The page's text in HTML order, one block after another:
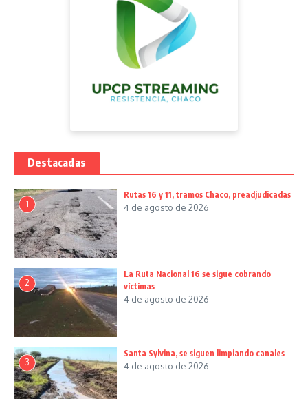
Destacadas
1
Rutas 16 y 11, tramos Chaco, preadjudicadas
4 de agosto de 2026
2
La Ruta Nacional 16 se sigue cobrando
víctimas
4 de agosto de 2026
3
Santa Sylvina, se siguen limpiando canales
4 de agosto de 2026